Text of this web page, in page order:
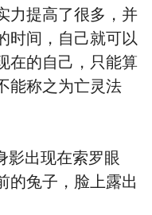
力提高了很多，并
时间，自己就可以
在的自己，只能算
能称之为亡灵法
影出现在索罗眼
的兔子，脸上露出